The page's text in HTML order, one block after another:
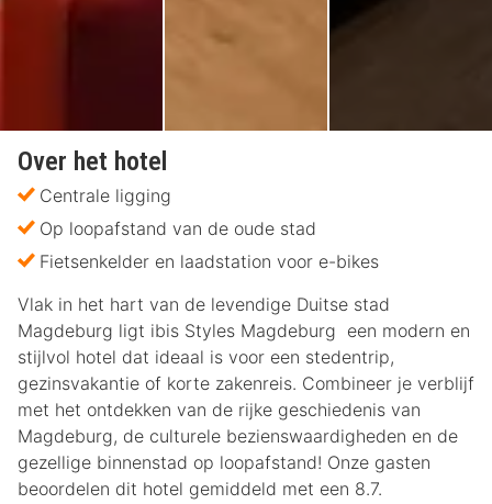
Over het hotel
Centrale ligging
Op loopafstand van de oude stad
Fietsenkelder en laadstation voor e-bikes
Vlak in het hart van de levendige Duitse stad
Magdeburg ligt ibis Styles Magdeburg een modern en
stijlvol hotel dat ideaal is voor een stedentrip,
gezinsvakantie of korte zakenreis. Combineer je verblijf
met het ontdekken van de rijke geschiedenis van
Magdeburg, de culturele bezienswaardigheden en de
gezellige binnenstad op loopafstand! Onze gasten
beoordelen dit hotel gemiddeld met een 8.7.